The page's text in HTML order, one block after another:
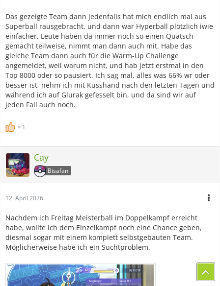
Das gezeigte Team dann jedenfalls hat mich endlich mal aus
Superball rausgebracht, und dann war Hyperball plötzlich iwie
einfacher, Leute haben da immer noch so einen Quatsch
gemacht teilweise, nimmt man dann auch mit. Habe das
gleiche Team dann auch für die Warm-Up Challenge
angemeldet, weil warum nicht, und hab jetzt erstmal in den
Top 8000 oder so pausiert. Ich sag mal, alles was 66% wr oder
besser ist, nehm ich mit Kusshand nach den letzten Tagen und
während ich auf Glurak gefesselt bin, und da sind wir auf
jeden Fall auch noch.
1
Cay
Bisafan
12. April 2026
Nachdem ich Freitag Meisterball im Doppelkampf erreicht
habe, wollte ich dem Einzelkampf noch eine Chance geben,
diesmal sogar mit einem komplett selbstgebauten Team.
Möglicherweise habe ich ein Suchtproblem.